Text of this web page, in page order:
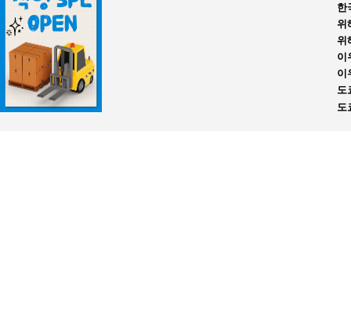
한
위
위
이
이
도
도